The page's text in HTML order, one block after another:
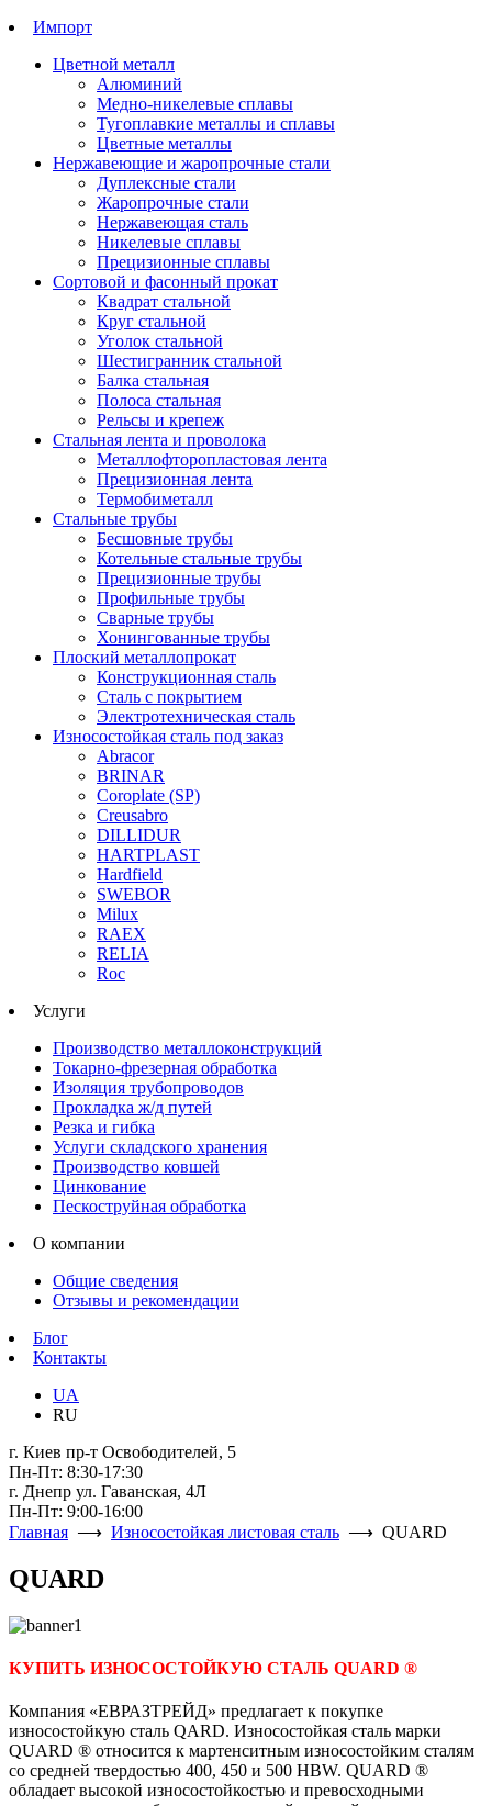
Импорт
Цветной металл
Алюминий
Медно-никелевые сплавы
Тугоплавкие металлы и сплавы
Цветные металлы
Нержавеющие и жаропрочные стали
Дуплексные стали
Жаропрочные стали
Нержавеющая сталь
Никелевые сплавы
Прецизионные сплавы
Сортовой и фасонный прокат
Квадрат стальной
Круг стальной
Уголок стальной
Шестигранник стальной
Балка стальная
Полоса стальная
Рельсы и крепеж
Стальная лента и проволока
Металлофторопластовая лента
Прецизионная лента
Термобиметалл
Стальные трубы
Бесшовные трубы
Котельные стальные трубы
Прецизионные трубы
Профильные трубы
Сварные трубы
Хонингованные трубы
Плоский металлопрокат
Конструкционная сталь
Сталь с покрытием
Электротехническая сталь
Износостойкая сталь под заказ
Abracor
BRINAR
Coroplate (SP)
Creusabro
DILLIDUR
HARTPLAST
Hardfield
SWEBOR
Milux
RAEX
RELIA
Roc
Услуги
Производство металлоконструкций
Токарно-фрезерная обработка
Изоляция трубопроводов
Прокладка ж/д путей
Резка и гибка
Услуги складского хранения
Производство ковшей
Цинкование
Пескоструйная обработка
О компании
Общие сведения
Отзывы и рекомендации
Блог
Контакты
UA
RU
г. Киев пр-т Освободителей, 5
Пн-Пт: 8:30-17:30
г. Днепр ул. Гаванская, 4Л
Пн-Пт: 9:00-16:00
Главная ⟶ Износостойкая листовая сталь ⟶ QUARD
QUARD
КУПИТЬ ИЗНОСОСТОЙКУЮ СТАЛЬ QUARD ®
Компания «ЕВРАЗТРЕЙД» предлагает к покупке
износостойкую сталь QARD. Износостойкая сталь марки
QUARD ® относится к мартенситным износостойким сталям
со средней твердостью 400, 450 и 500 HBW. QUARD ®
обладает высокой износостойкостью и превосходными